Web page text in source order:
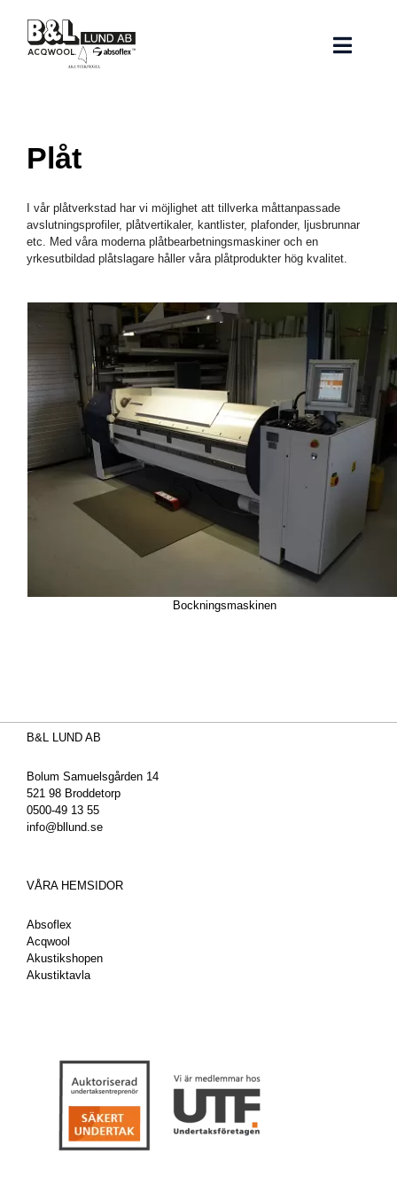
innehållet
Toggle
Nyheter
Bullerdämpning
Kontakta oss
Referenser
Undertak
Plåt
I vår plåtverkstad har vi möjlighet att tillverka måttanpassade
avslutningsprofiler, plåtvertikaler, kantlister, plafonder, ljusbrunnar
etc. Med våra moderna plåtbearbetningsmaskiner och en
yrkesutbildad plåtslagare håller våra plåtprodukter hög kvalitet.
Bockningsmaskinen
B&L LUND AB
Bolum Samuelsgården 14
521 98 Broddetorp
0500-49 13 55
info@bllund.se
VÅRA HEMSIDOR
Absoflex
Acqwool
Akustikshopen
Akustiktavla